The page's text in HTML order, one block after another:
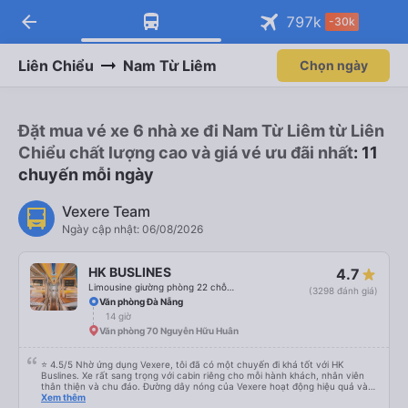
Tải app Vexere ngay!
Nhận ưu đãi thành viên độc
Mở app
Tải app Vexere
-30k/ghế khi đặt vé máy bay qua
Mở app
arrow_back 797k -30k
Liên Chiểu Nam Từ Liêm Chọn ngày
Đặt mua vé xe 6 nhà xe đi Nam Từ Liêm từ Liên
Chiểu chất lượng cao và giá vé ưu đãi nhất: 11
chuyến mỗi ngày
Vexere Team
Ngày cập nhật: 06/08/2026
HK BUSLINES 4.7
(3298 đánh giá)
Văn phòng Đà Nẵng
14 giờ
Văn phòng 70 Nguyễn Hữu Huân
⭐ 4.5/5 Nhờ ứng dụng Vexere, tôi đã có một chuyến đi khá tốt với HK
Buslines. Xe rất sang trọng với cabin riêng cho mỗi hành khách, nhân viên
thân thiện và chu đáo. Đường dây nóng của Vexere hoạt động hiệu quả và
thể hiện trách nhiệm với khách hàng. Nhược điểm: -0.5 sao vì quy trình đặt
Xem thêm